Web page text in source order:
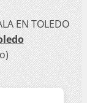
EN TOLEDO